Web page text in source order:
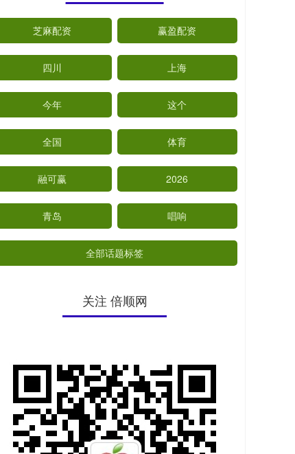
芝麻配资 赢盈配资
四川 上海
今年 这个
全国 体育
融可赢 2026
青岛 唱响
全部话题标签
关注 倍顺网